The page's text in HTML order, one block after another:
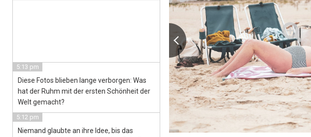
5:13 pm
Diese Fotos blieben lange verborgen: Was
hat der Ruhm mit der ersten Schönheit der
Welt gemacht?
5:12 pm
Niemand glaubte an ihre Idee, bis das